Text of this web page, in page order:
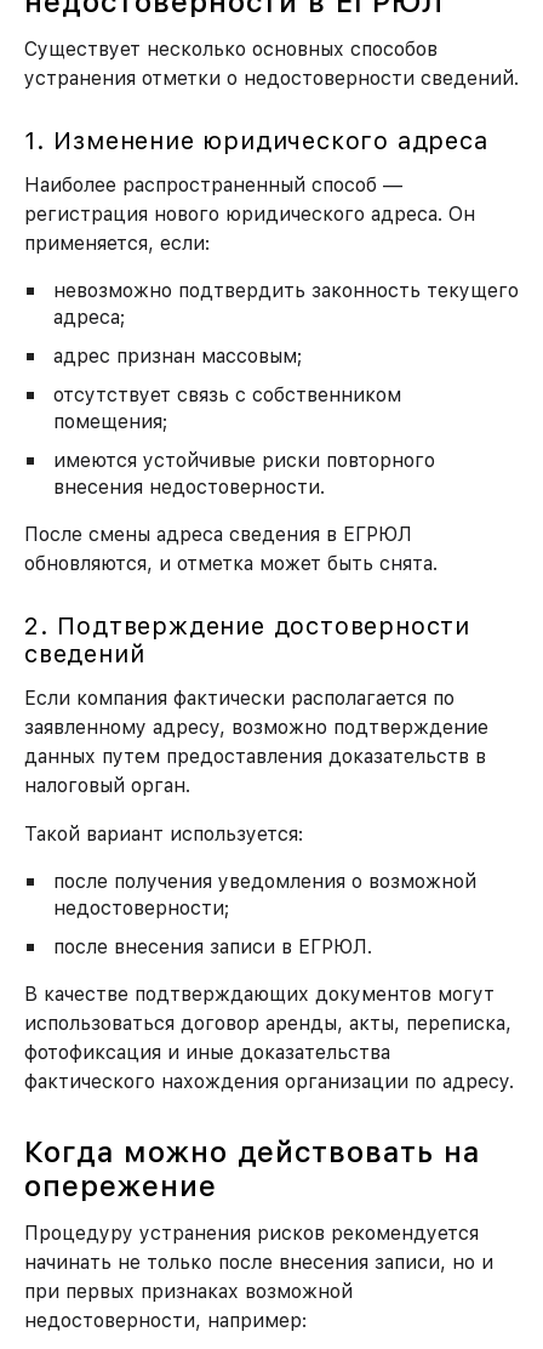
Существует несколько основных способов
устранения отметки о недостоверности сведений.
1. Изменение юридического адреса
Наиболее распространенный способ —
регистрация нового юридического адреса. Он
применяется, если:
невозможно подтвердить законность текущего
адреса;
адрес признан массовым;
отсутствует связь с собственником
помещения;
имеются устойчивые риски повторного
внесения недостоверности.
После смены адреса сведения в ЕГРЮЛ
обновляются, и отметка может быть снята.
2. Подтверждение достоверности
сведений
Если компания фактически располагается по
заявленному адресу, возможно подтверждение
данных путем предоставления доказательств в
налоговый орган.
Такой вариант используется:
после получения уведомления о возможной
недостоверности;
после внесения записи в ЕГРЮЛ.
В качестве подтверждающих документов могут
использоваться договор аренды, акты, переписка,
фотофиксация и иные доказательства
фактического нахождения организации по адресу.
Когда можно действовать на
опережение
Процедуру устранения рисков рекомендуется
начинать не только после внесения записи, но и
при первых признаках возможной
недостоверности, например:
Как к вам обращаться?
Номер моб. телефона
ЗАКАЗАТЬ УСЛУГУ